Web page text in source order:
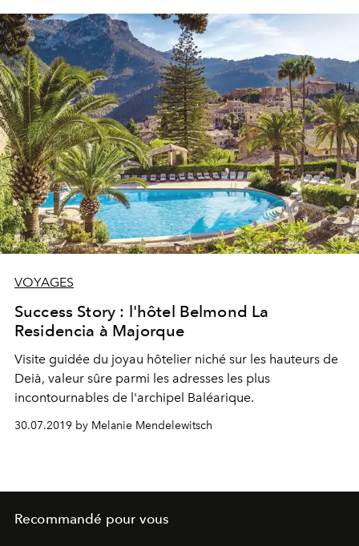
VOYAGES
Success Story : l'hôtel Belmond La
Residencia à Majorque
Visite guidée du joyau hôtelier niché sur les hauteurs de
Deià, valeur sûre parmi les adresses les plus
incontournables de l'archipel Baléarique.
30.07.2019 by Melanie Mendelewitsch
Recommandé pour vous